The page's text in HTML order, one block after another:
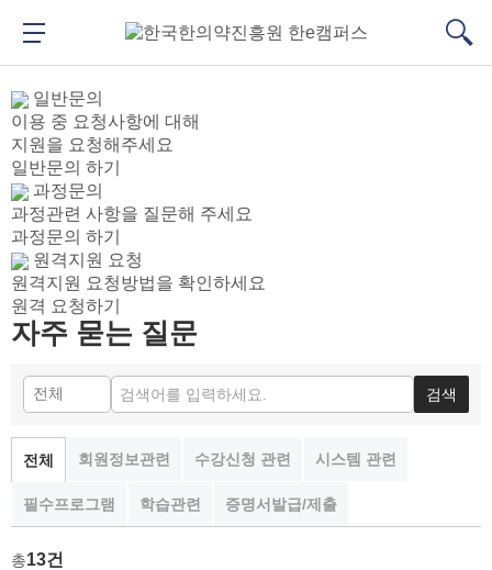
가
기
가
기
메뉴 버튼
일반문의
이용 중 요청사항에 대해
지원을 요청해주세요
일반문의 하기
과정문의
과정관련 사항을 질문해 주세요
과정문의 하기
원격지원 요청
원격지원 요청방법을 확인하세요
원격 요청하기
자주 묻는 질문
검색
전체 회원정보관련 수강신청 관련 시스템 관련
필수프로그램 학습관련 증명서발급/제출
총13건